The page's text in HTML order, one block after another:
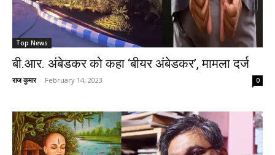
Top News
बी.आर. अंबेडकर को कहा ‘बीयर अंबेडकर’, मामला दर्ज
राज कुमार - February 14, 2023 0